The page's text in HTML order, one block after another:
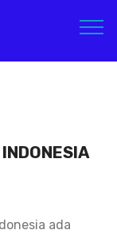
ada